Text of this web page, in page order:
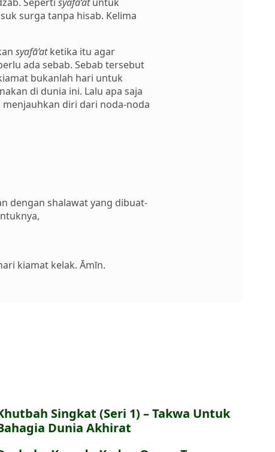
surga tanpa hisab. Kelima
syafā‘atketika itu agar
ada sebab. Sebab tersebut
bukanlah hari untuk
di dunia ini. Lalu apa saja
diri dari noda-noda
dengan shalawat yang dibuat-
kiamat kelak. Āmīn.
Singkat (Seri 1) – Takwa Untuk
Dunia Akhirat